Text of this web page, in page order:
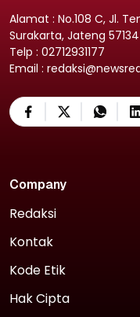
Alamat : No.108 C, Jl.
Surakarta, Jateng 57134
Telp : 02712931177
Email :
Company
Redaksi
Kontak
Kode Etik
Hak Cipta